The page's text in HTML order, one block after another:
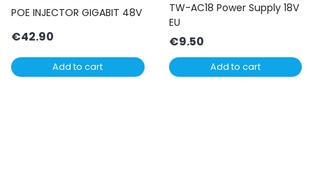
POE INJECTOR GIGABIT 48V
€42.90
Add to cart
TW-AC18 Power Supply 18V
EU
€9.50
Add to cart